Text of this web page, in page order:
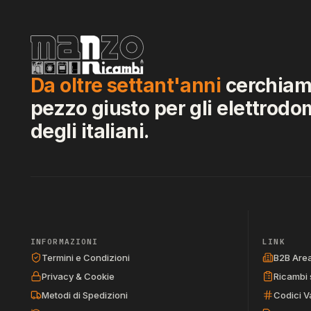
Da oltre settant'anni
pezzo giusto per gli
degli italiani.
INFORMAZIONI
Termini e Condizioni
Privacy & Cookie
Metodi di Spedizioni
LINK
B2B
Ricambi
Codici